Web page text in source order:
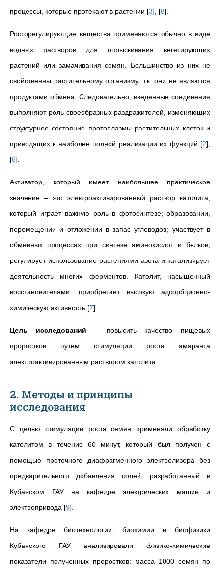
процессы, которые протекают в растении [3] [8]
Росторегулирующие вещества применяются обычно в виде
водных растворов для опрыскивания вегетирующих
растений или замачивания семян. Большинство из них не
свойственны растительному организму, т.к. они не являются
продуктами обмена. Следовательно, введенные соединения
выполняют роль своеобразных раздражителей, изменяющих
структурное состояние протоплазмы растительных клеток и
приводящих к наиболее полной реализации их функций [2]
[6]
Активатор, который имеет наибольшее практическое
значение – это электроактивированный раствор католита,
который играет важную роль в фотосинтезе; образовании,
перемещении и отложении в запас углеводов; участвует в
обменных процессах при синтезе аминокислот и белков;
регулирует использование растениями азота и катализирует
деятельность многих ферментов. Католит, насыщенный
восстановителями, приобретает высокую адсорбционно-
химическую активность [7]
Цель исследований – повысить качество пищевых
проростков путем стимуляции роста амаранта
электроактивированным раствором католита.
2. Методы и принципы
исследования
С целью стимуляции роста семян применяли обработку
католитом в течение 60 минут, который был получен с
помощью проточного диафрагменного электролизера без
предварительного добавления солей, разработанный в
Кубанском ГАУ на кафедре электрических машин и
электропривода [9]
На кафедре биотехнологии, биохимии и биофизики
Кубанского ГАУ анализировали физико-химические
показатели полученных проростков: масса 1000 семян по